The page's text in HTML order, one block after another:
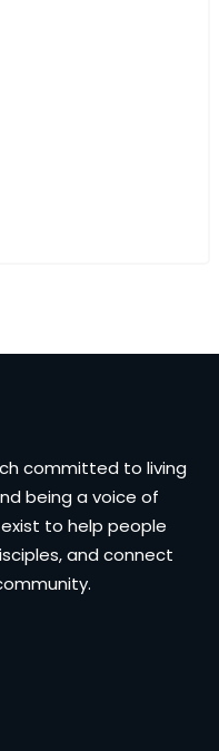
committed to living
being a voice of
to help people
and connect